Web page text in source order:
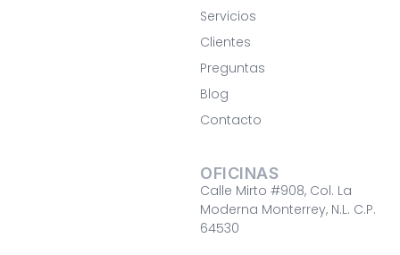
Servicios
Clientes
Preguntas
Blog
Contacto
OFICINAS
Calle Mirto #908, Col. La
Moderna Monterrey, N.L. C.P.
64530